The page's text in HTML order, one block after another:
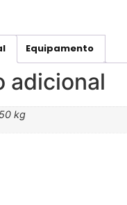
Equipamento
adicional
kg